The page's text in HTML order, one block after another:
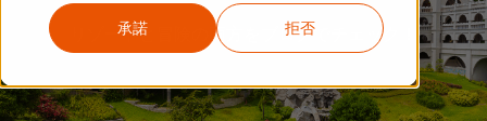
承諾 拒否
リゾートと冒険の両方をブログでチェック！